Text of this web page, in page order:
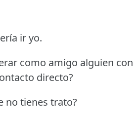
ir yo.
como amigo alguien con
directo?
no tienes trato?